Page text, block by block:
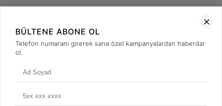
+90 (850) 473 08 08
BÜLTENE ABONE OL
Telefon numaranı girerek sana özel kampanyalardan haberdar
ol.